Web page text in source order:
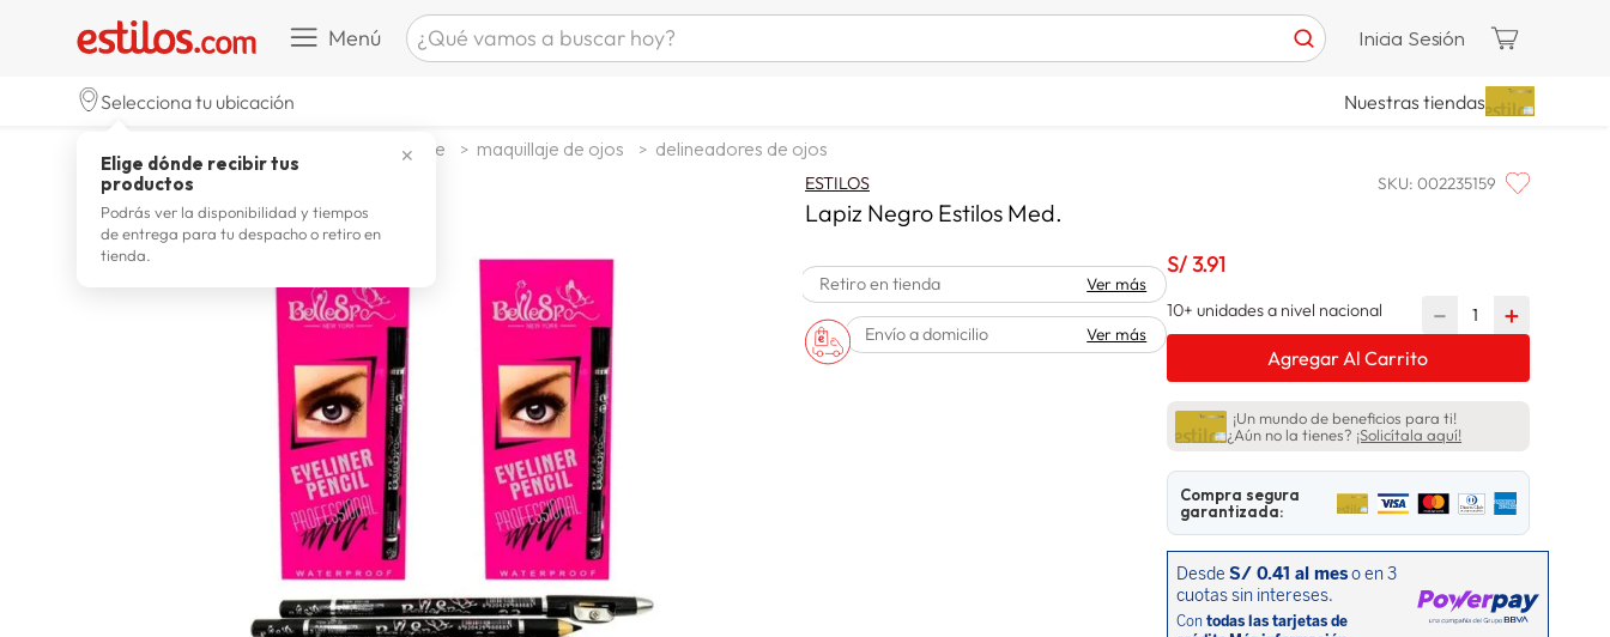
Menú ¿Qué vamos a buscar hoy?
zapatillas mujer
zapatillas
tv
laptop
terrex
cocina
lavadora
Inicia Sesión
Selecciona tu ubicación
✕
Elige dónde recibir tus
productos
Podrás ver la disponibilidad y tiempos
de entrega para tu despacho o retiro en
tienda.
Nuestras tiendas
maquillaje maquillaje de ojos delineadores de ojos
ESTILOS SKU: 002235159
Lapiz Negro Estilos Med.
Retiro en tienda Ver más
Envío a domicilio Ver más
S/3.91
10+ unidades a nivel nacional ＋
－
Agregar Al Carrito
¡Un mundo de beneficios para ti!
¿Aún no la tienes? ¡Solicítala aquí!
Compra segura
garantizada: